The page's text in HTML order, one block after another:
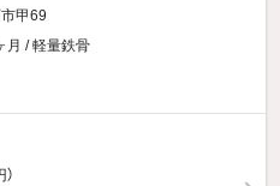
甲69
月 / 軽量鉄骨